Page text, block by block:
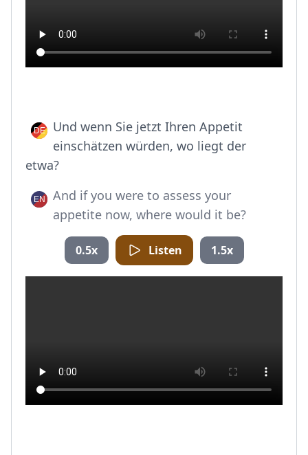
Und wenn Sie jetzt Ihren Appetit
einschätzen würden, wo liegt der
etwa?
And if you were to assess your
appetite now, where would it be?
0.5x Listen 1.5x